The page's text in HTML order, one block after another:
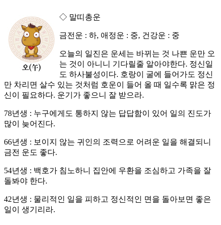
◇ 말띠총운
금전운 : 하, 애정운 : 중, 건강운 : 중
오늘의 일진은 운세는 바뀌는 것 나쁜 운만 오
는 것이 아니니 기다릴줄 알아야한다. 정신일
도 하사불성이다. 호랑이 굴에 들어가도 정신
만 차리면 살수 있는 것처럼 호운이 들어 올 때 일수록 맑은 정
신이 필요하다. 운기가 좋으니 잘 받으라.
78년생 : 누구에게도 통하지 않는 답답함이 있어 일의 진도가
많이 늦어진다.
66년생 : 보이지 않는 귀인의 조력으로 어려운 일을 해결되니
금전 운도 좋다.
54년생 : 백호가 침노하니 집안에 우환을 조심하고 가족을 잘
돌봐야 한다.
42년생 : 물리적인 일을 피하고 정신적인 면을 돌아보면 좋은
일이 생기리라.